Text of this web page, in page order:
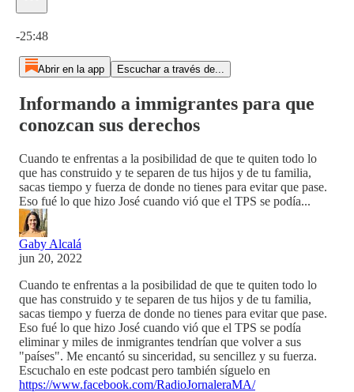
-25:48
Abrir en la app Escuchar a través de...
Informando a immigrantes para que
conozcan sus derechos
Cuando te enfrentas a la posibilidad de que te quiten todo lo
que has construido y te separen de tus hijos y de tu familia,
sacas tiempo y fuerza de donde no tienes para evitar que pase.
Eso fué lo que hizo José cuando vió que el TPS se podía...
Gaby Alcalá
jun 20, 2022
Cuando te enfrentas a la posibilidad de que te quiten todo lo
que has construido y te separen de tus hijos y de tu familia,
sacas tiempo y fuerza de donde no tienes para evitar que pase.
Eso fué lo que hizo José cuando vió que el TPS se podía
eliminar y miles de inmigrantes tendrían que volver a sus
"países". Me encantó su sinceridad, su sencillez y su fuerza.
Escuchalo en este podcast pero también síguelo en
https://www.facebook.com/RadioJornaleraMA/